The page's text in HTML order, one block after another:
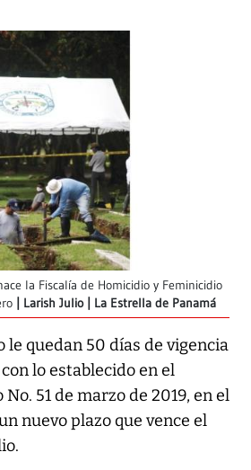
la Fiscalía de Homicidio y Feminicidio
Larish Julio | La Estrella de Panamá
le quedan 50 días de vigencia
lo establecido en el
51 de marzo de 2019, en el
nuevo plazo que vence el